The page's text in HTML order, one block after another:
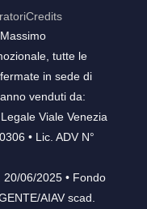
Credits
tutte le
in sede di
venduti da:
Viale Venezia
• Lic. ADV N°
20/06/2025 • Fondo
AIAV scad.